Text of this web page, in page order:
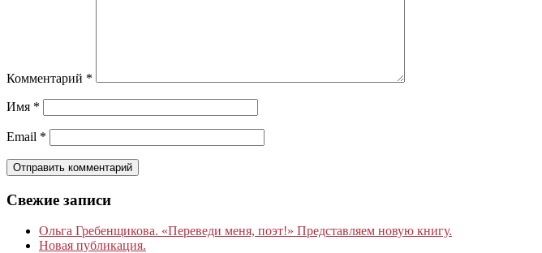
Комментарий *
Имя *
Email *
Свежие записи
Ольга Гребенщикова. «Переведи меня, поэт!» Представляем новую книгу.
Новая публикация.